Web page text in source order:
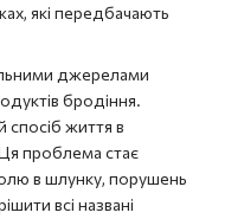
які передбачають
джерелами
бродіння.
спосіб життя в
проблема стає
в шлунку, порушень
всі названі